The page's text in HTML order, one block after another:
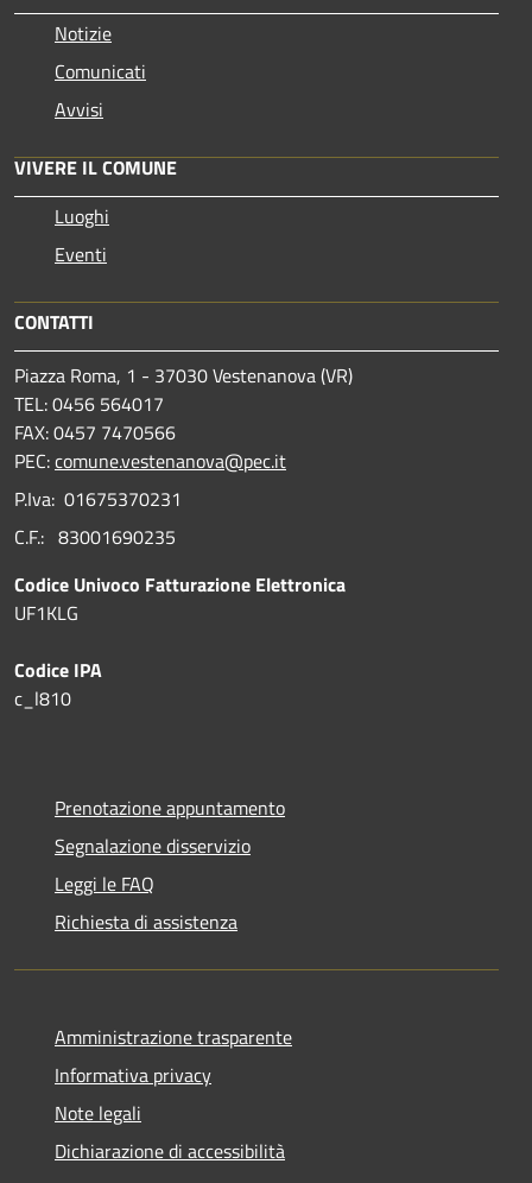
Notizie
Comunicati
Avvisi
VIVERE IL COMUNE
Luoghi
Eventi
CONTATTI
Piazza Roma, 1 - 37030 Vestenanova (VR)
TEL: 0456 564017
FAX: 0457 7470566
PEC:comune.vestenanova@pec.it
P.Iva: 01675370231
C.F.: 83001690235
Codice Univoco Fatturazione Elettronica
UF1KLG
Codice IPA
c_l810
Prenotazione appuntamento
Segnalazione disservizio
Leggi le FAQ
Richiesta di assistenza
Amministrazione trasparente
Informativa privacy
Note legali
Dichiarazione di accessibilità